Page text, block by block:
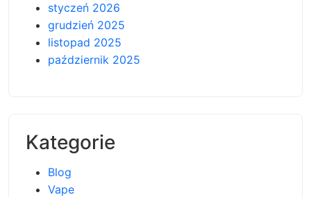
styczeń 2026
grudzień 2025
listopad 2025
październik 2025
Kategorie
Blog
Vape